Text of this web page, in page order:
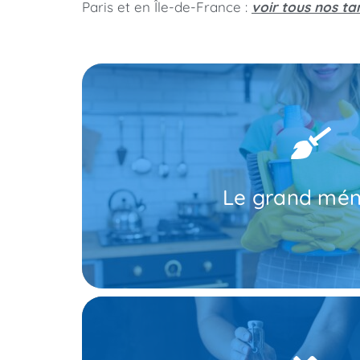
Paris et en Île-de-France : voir tous nos
Le grand
Avant d'utiliser des produits anti cafards
ménage dans votre maison ou votre local.
éléments qui peuvent les attirer comme les
boîtes d'aliments qui ne sont pas fermées.
derrière et sous les meubles. Une fois le
feu ou dans un seau d'eau. La raison est
cafards qui ne tarderont pas à éclore si vous